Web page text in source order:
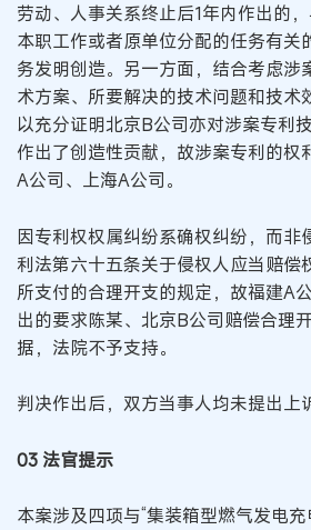
劳动、人事关系终止后1年内作出的
本职工作或者原单位分配的任务有关
务发明创造。另一方面，结合考虑涉
术方案、所要解决的技术问题和技术
以充分证明北京B公司亦对涉案专利
作出了创造性贡献，故涉案专利的权
A公司、上海A公司。
因专利权权属纠纷系确权纠纷，而非
利法第六十五条关于侵权人应当赔偿
所支付的合理开支的规定，故福建A
出的要求陈某、北京B公司赔偿合理
据，法院不予支持。
判决作出后，双方当事人均未提出上
03 法官提示
本案涉及四项与“集装箱型燃气发电